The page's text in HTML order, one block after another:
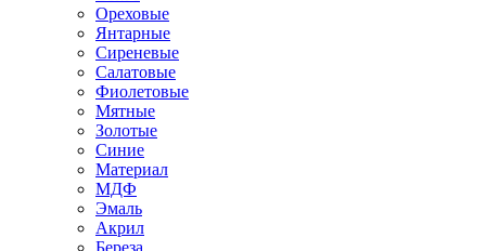
Ореховые
Янтарные
Сиреневые
Салатовые
Фиолетовые
Мятные
Золотые
Синие
Материал
МДФ
Эмаль
Акрил
Береза